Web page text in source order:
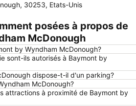
Lenox Square
30253, Etats-Unis
posées à propos de
McDonough
by Wyndham McDonough?
sont-ils autorisés à Baymont by
dispose-t-il d'un parking?
McDonough?
attractions à proximité de Baymont by